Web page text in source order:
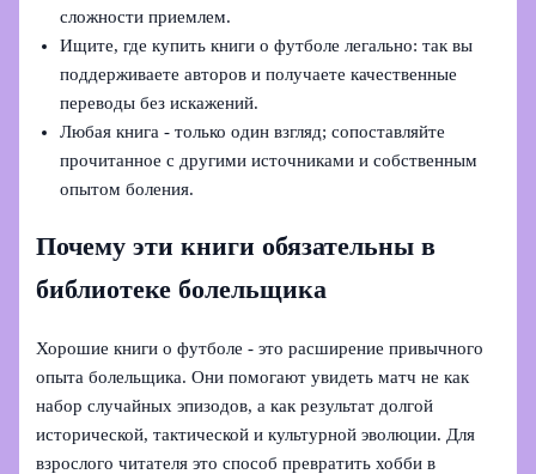
сложности приемлем.
Ищите, где купить книги о футболе легально: так вы
поддерживаете авторов и получаете качественные
переводы без искажений.
Любая книга - только один взгляд; сопоставляйте
прочитанное с другими источниками и собственным
опытом боления.
Почему эти книги обязательны в
библиотеке болельщика
Хорошие книги о футболе - это расширение привычного
опыта болельщика. Они помогают увидеть матч не как
набор случайных эпизодов, а как результат долгой
исторической, тактической и культурной эволюции. Для
взрослого читателя это способ превратить хобби в